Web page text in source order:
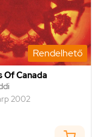
Rendelhető
Of Canada
2002